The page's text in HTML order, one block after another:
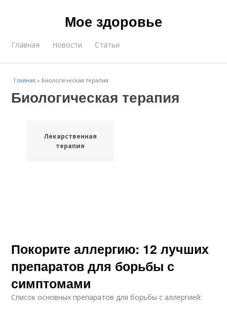
Мое здоровье
Главная Новости Статьи
Главная » Биологическая терапия
Биологическая терапия
Лекарственная
терапия
Покорите аллергию: 12 лучших
препаратов для борьбы с
симптомами
Список основных препаратов для борьбы с аллергией: